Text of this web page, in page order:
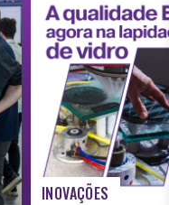
INOVAÇÕES